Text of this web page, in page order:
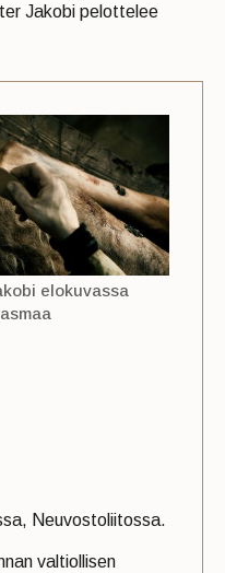
Jakobi pelottelee
elokuvassa
Neuvostoliitossa.
valtiollisen